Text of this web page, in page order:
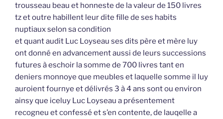
trousseau beau et honneste de la valeur de 150 livres
tz et outre habillent leur dite fille de ses habits
nuptiaux selon sa condition
et quant audit Luc Loyseau ses dits père et mère luy
ont donné en advancement aussi de leurs successions
futures à eschoir la somme de 700 livres tant en
deniers monnoye que meubles et laquelle somme il luy
auroient fournye et délivrés 3 à 4 ans sont ou environ
ainsy que iceluy Luc Loyseau a présentement
recogneu et confessé et s’en contente, de lauqelle a